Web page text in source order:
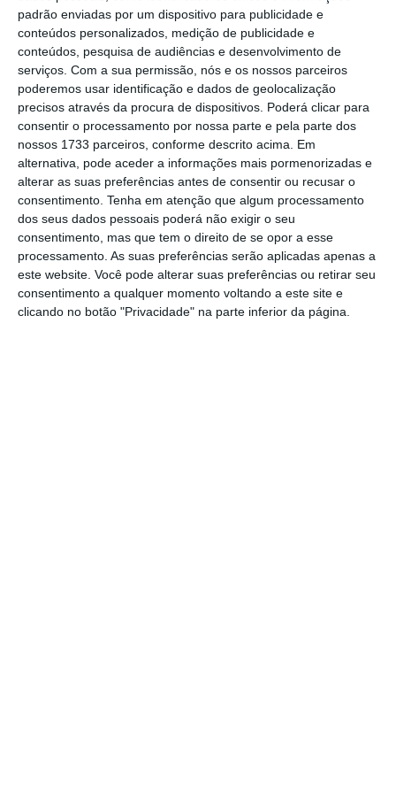
padrão enviadas por um dispositivo para publicidade e
conteúdos personalizados, medição de publicidade e
conteúdos, pesquisa de audiências e desenvolvimento de
serviços. Com a sua permissão, nós e os nossos parceiros
poderemos usar identificação e dados de geolocalização
precisos através da procura de dispositivos. Poderá clicar para
consentir o processamento por nossa parte e pela parte dos
nossos 1733 parceiros, conforme descrito acima. Em
alternativa, pode aceder a informações mais pormenorizadas e
alterar as suas preferências antes de consentir ou recusar o
consentimento. Tenha em atenção que algum processamento
dos seus dados pessoais poderá não exigir o seu
consentimento, mas que tem o direito de se opor a esse
processamento. As suas preferências serão aplicadas apenas a
este website. Você pode alterar suas preferências ou retirar seu
consentimento a qualquer momento voltando a este site e
clicando no botão "Privacidade" na parte inferior da página.
Barroso. Estou realmente entusiasmado por
fazer parte de um projeto de transição
energética tão importante, num momento
tão singular”, refere o novo diretor não-
executivo da Savannah, citado em
comunicado.
Já ochairmanda Savannah, Matthew King,
considera que Diogo da Silveira é “líder
empresarial altamente experiente com vasta
experiência em Portugal e na Europa”.
“Esperamos, em particular, aproveitar a sua